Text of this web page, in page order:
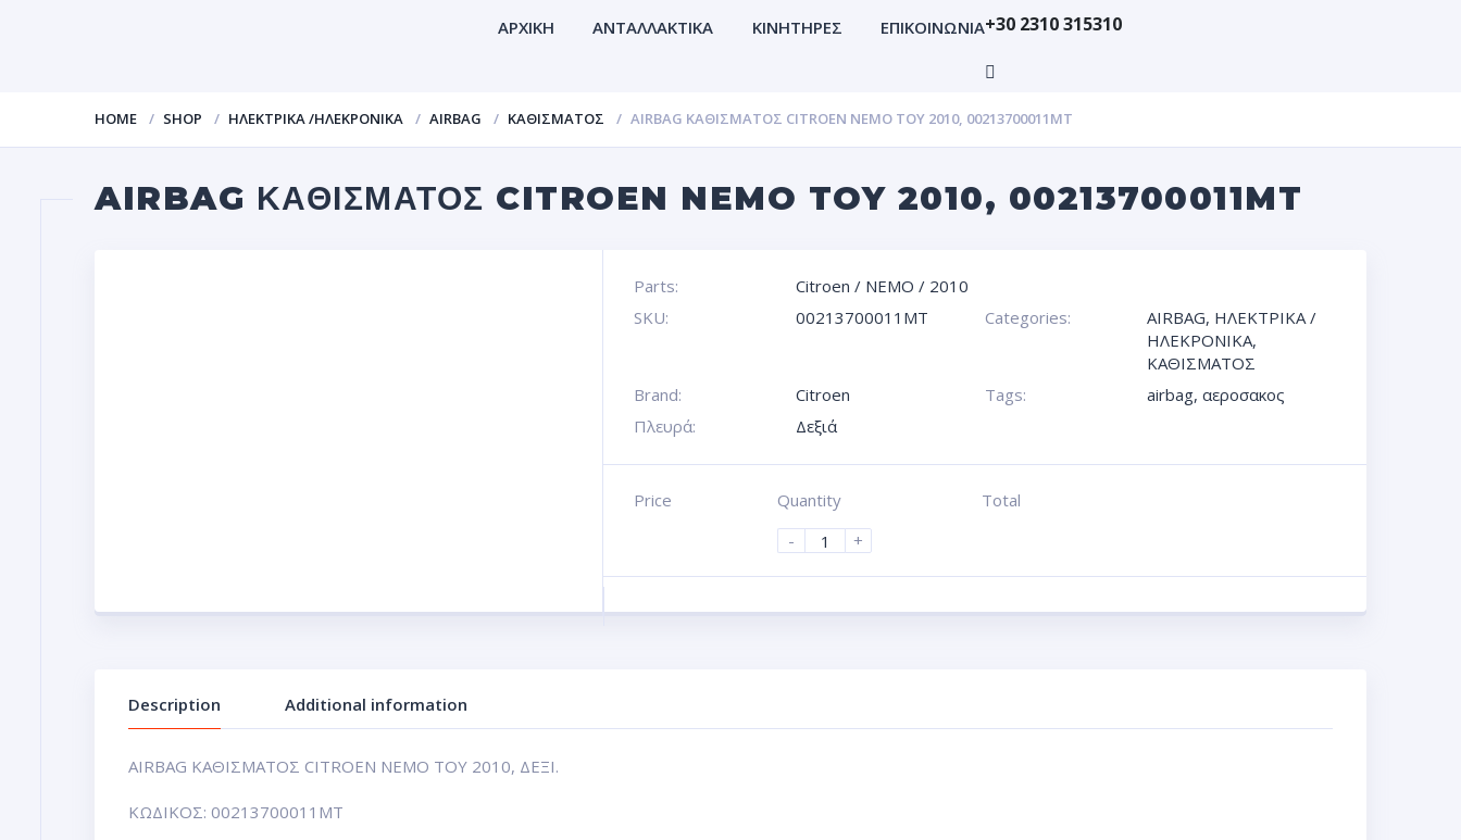
ΑΡΧΙΚΗ ΑΝΤΑΛΛΑΚΤΙΚΑ ΚΙΝΗΤΗΡΕΣ ΕΠΙΚΟΙΝΩΝΙΑ+30 2310 315310
HOME SHOP ΗΛΕΚΤΡΙΚΑ /ΗΛΕΚΡΟΝΙΚΑ AIRBAG ΚΑΘΙΣΜΑΤΟΣ AIRBAG ΚΑΘΙΣΜΑΤΟΣ CITROEN NEMO TOY 2010, 00213700011MT
AIRBAG ΚΑΘΙΣΜΑΤΟΣ CITROEN NEMO TOY 2010, 00213700011MT
Parts: Citroen / NEMO / 2010
SKU:
00213700011MT Categories: AIRBAG, ΗΛΕΚΤΡΙΚΑ /
ΗΛΕΚΡΟΝΙΚΑ,
ΚΑΘΙΣΜΑΤΟΣ
Brand:
Citroen Tags: airbag, αεροσακος
Πλευρά:
Δεξιά
Price
Quantity
-
+
Total
Description Additional information
AIRBAG ΚΑΘΙΣΜΑΤΟΣ CITROEN NEMO TOY 2010, ΔΕΞΙ.
ΚΩΔΙΚΟΣ: 00213700011MT